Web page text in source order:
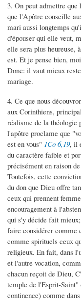
3. On peut admettre que
que l'Apôtre conseille
mari aussi longtemps
d'épouser qui elle veut,
elle sera plus heureuse,
est. Et je pense bien,
Donc: il vaut mieux
mariage.
4. Ce que nous
aux Corinthiens,
réalisme de la théologie
l'apôtre proclame que
est en vous" 1Co 6,19, il
du caractère faible et
précisément en raison
Toutefois, cette
du don que Dieu offre
ceux qui prennent
encouragement à
qui s'y décide fait
faire considérer comme
comme spirituels ceux
religieux. En fait, dans
et l'autre vocation,
chacun reçoit de Dieu,
temple de l'Esprit-
continence) comme